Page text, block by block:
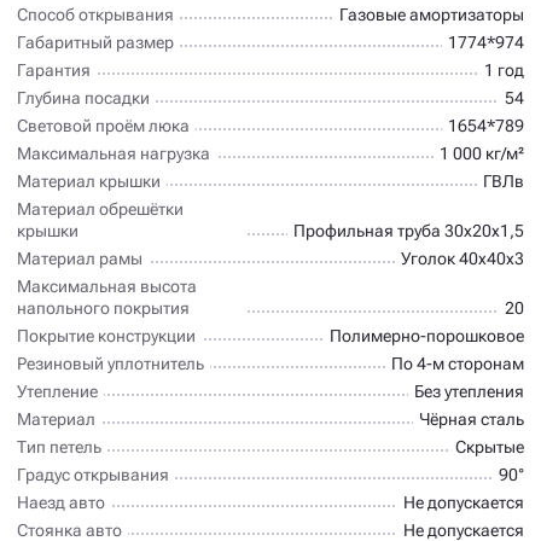
Способ открывания
Газовые амортизаторы
Габаритный размер
1774*974
Гарантия
1 год
Глубина посадки
54
Световой проём люка
1654*789
Максимальная нагрузка
1 000 кг/м²
Материал крышки
ГВЛв
Материал обрешётки
крышки
Профильная труба 30х20х1,5
Материал рамы
Уголок 40х40х3
Максимальная высота
напольного покрытия
20
Покрытие конструкции
Полимерно-порошковое
Резиновый уплотнитель
По 4-м сторонам
Утепление
Без утепления
Материал
Чёрная сталь
Тип петель
Скрытые
Градус открывания
90°
Наезд авто
Не допускается
Стоянка авто
Не допускается